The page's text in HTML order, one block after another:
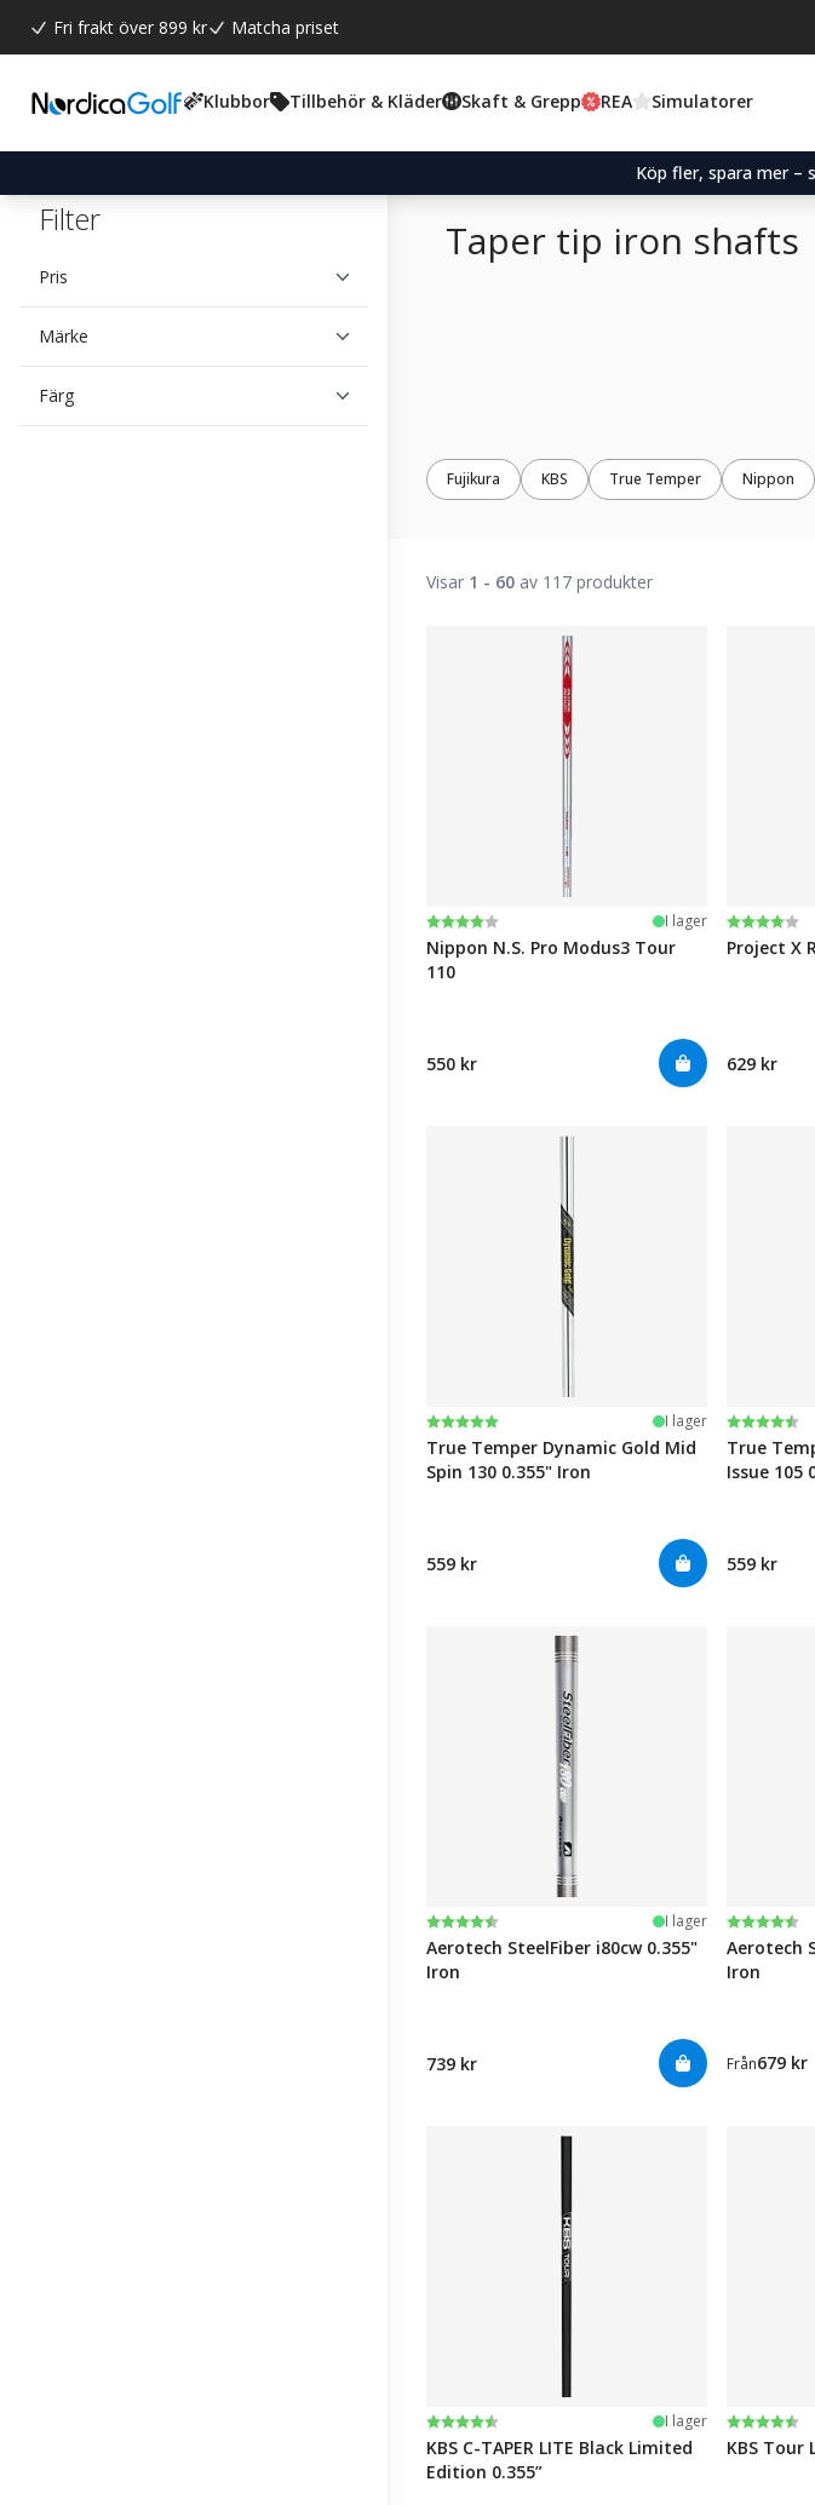
Fri frakt över 899 kr Matcha priset
Klubbor Tillbehör & Kläder Skaft & Grepp REA Simulatorer
Köp fler, spara mer –
Filter
Pris
Märke
Färg
Taper tip iron shafts
Fujikura KBS True Temper Nippon
Visar 1 - 60 av 117 produkter
Betyg:
4.0 utav 5 stjärnor I lager
Nippon N.S. Pro Modus3 Tour
110
550 kr
Betyg:
4.0 utav
Project X
629 kr
Betyg:
5.0 utav 5 stjärnor I lager
True Temper Dynamic Gold Mid
Spin 130 0.355" Iron
559 kr
Betyg:
4.6 utav
True
Issue 105
559 kr
Betyg:
4.7 utav 5 stjärnor I lager
Aerotech SteelFiber i80cw 0.355"
Iron
739 kr
Betyg:
4.7 utav
Aerotech
Iron
Från679 kr
Betyg:
4.5 utav 5 stjärnor I lager
KBS C-TAPER LITE Black Limited
Edition 0.355”
Betyg:
4.6 utav
KBS Tour